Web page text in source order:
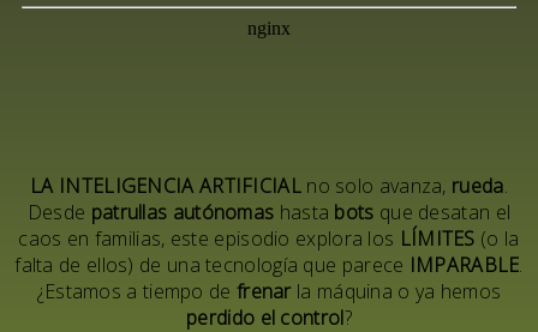
LA INTELIGENCIA ARTIFICIALno solo avanza, rueda.
Desde patrullas autónomas hasta bots que desatan el
caos en familias, este episodio explora los LÍMITES (o la
falta de ellos) de una tecnología que parece IMPARABLE.
¿Estamos a tiempo de frenarla máquina o ya hemos
perdido el control?